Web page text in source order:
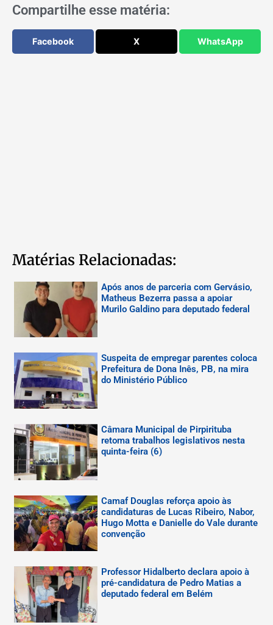
Compartilhe esse matéria:
Facebook X WhatsApp
Matérias Relacionadas:
Após anos de parceria com Gervásio,
Matheus Bezerra passa a apoiar
Murilo Galdino para deputado federal
Suspeita de empregar parentes coloca
Prefeitura de Dona Inês, PB, na mira
do Ministério Público
Câmara Municipal de Pirpirituba
retoma trabalhos legislativos nesta
quinta-feira (6)
Camaf Douglas reforça apoio às
candidaturas de Lucas Ribeiro, Nabor,
Hugo Motta e Danielle do Vale durante
convenção
Professor Hidalberto declara apoio à
pré-candidatura de Pedro Matias a
deputado federal em Belém